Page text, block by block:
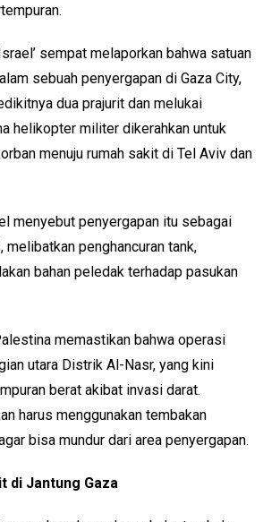
sempat melaporkan bahwa satuan
sebuah penyergapan di Gaza City,
dua prajurit dan melukai
helikopter militer dikerahkan untuk
menuju rumah sakit di Tel Aviv dan
menyebut penyergapan itu sebagai
melibatkan penghancuran tank,
bahan peledak terhadap pasukan
memastikan bahwa operasi
utara Distrik Al-Nasr, yang kini
berat akibat invasi darat.
harus menggunakan tembakan
bisa mundur dari area penyergapan.
di Jantung Gaza